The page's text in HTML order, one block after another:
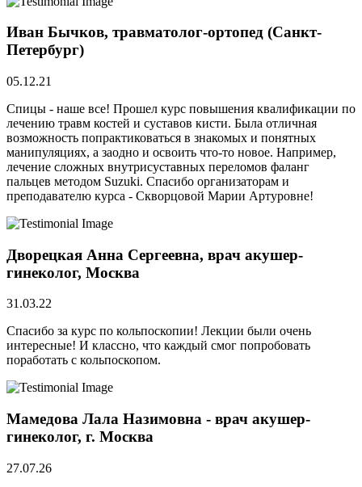
Иван Бычков, травматолог-ортопед (Санкт-
Петербург)
05.12.21
Спицы - наше все! Прошел курс повышения квалификации по
лечению травм костей и суставов кисти. Была отличная
возможность попрактиковаться в знакомых и понятных
манипуляциях, а заодно и освоить что-то новое. Например,
лечение сложных внутрисуставных переломов фаланг
пальцев методом Suzuki. Спасибо организаторам и
преподавателю курса - Скворцовой Марии Артуровне!
Дворецкая Анна Сергеевна, врач акушер-
гинеколог, Москва
31.03.22
Спасибо за курс по кольпоскопии! Лекции были очень
интересные! И классно, что каждый смог попробовать
поработать с кольпоскопом.
Мамедова Лала Назимовна - врач акушер-
гинеколог, г. Москва
27.07.26